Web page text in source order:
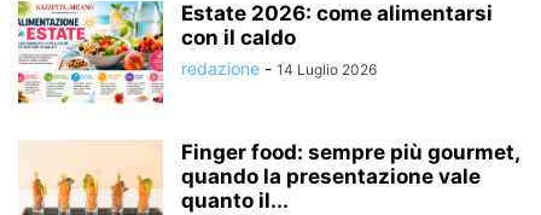
Estate 2026: come alimentarsi
con il caldo
redazione - 14 Luglio 2026
Finger food: sempre più gourmet,
quando la presentazione vale
quanto il...